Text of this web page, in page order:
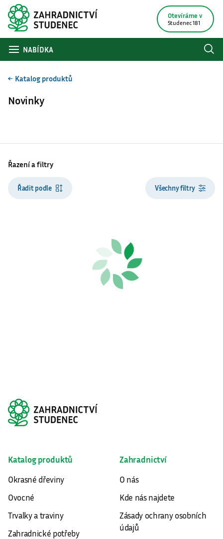
Otevíráme v
Studenec 181
NABÍDKA
Katalog produktů
Novinky
Řazení a filtry
Řadit podle Všechny filtry
Katalog produktů
Okrasné dřeviny
Ovocné
Trvalky a traviny
Zahradnické potřeby
Zahradnictví
O nás
Kde nás najdete
Zásady ochrany osobních
údajů